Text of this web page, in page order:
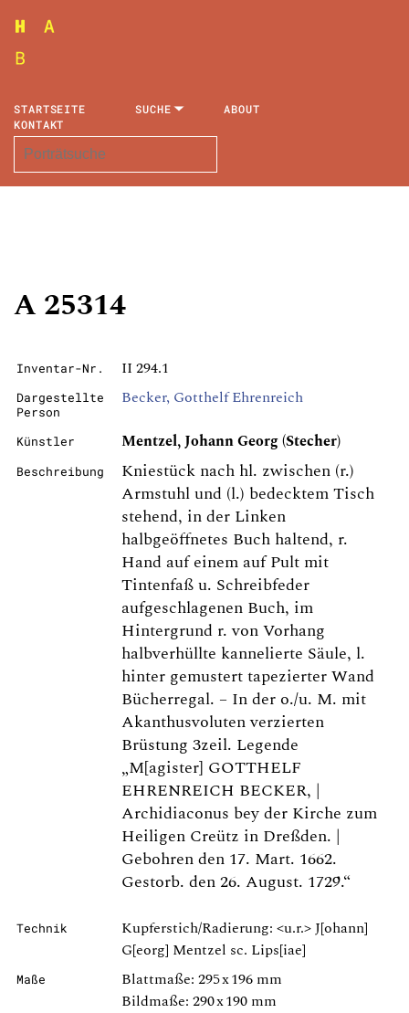
STARTSEITE SUCHE
ABOUT
KONTAKT
A 25314
Inventar-Nr. II 294.1
Dargestellte
Person
Becker, Gotthelf Ehrenreich
Künstler Mentzel, Johann Georg (Stecher)
Beschreibung
Kniestück nach hl. zwischen (r.)
Armstuhl und (l.) bedecktem Tisch
stehend, in der Linken
halbgeöffnetes Buch haltend, r.
Hand auf einem auf Pult mit
Tintenfaß u. Schreibfeder
aufgeschlagenen Buch, im
Hintergrund r. von Vorhang
halbverhüllte kannelierte Säule, l.
hinter gemustert tapezierter Wand
Bücherregal. – In der o./u. M. mit
Akanthusvoluten verzierten
Brüstung 3zeil. Legende
„M[agister] GOTTHELF
EHRENREICH BECKER, |
Archidiaconus bey der Kirche zum
Heiligen Creütz in Dreßden. |
Gebohren den 17. Mart. 1662.
Gestorb. den 26. August. 1729.“
Technik
Kupferstich/Radierung: <u.r.> J[ohann]
G[eorg] Mentzel sc. Lips[iae]
Maße
Blattmaße: 295 x 196 mm
Bildmaße: 290 x 190 mm